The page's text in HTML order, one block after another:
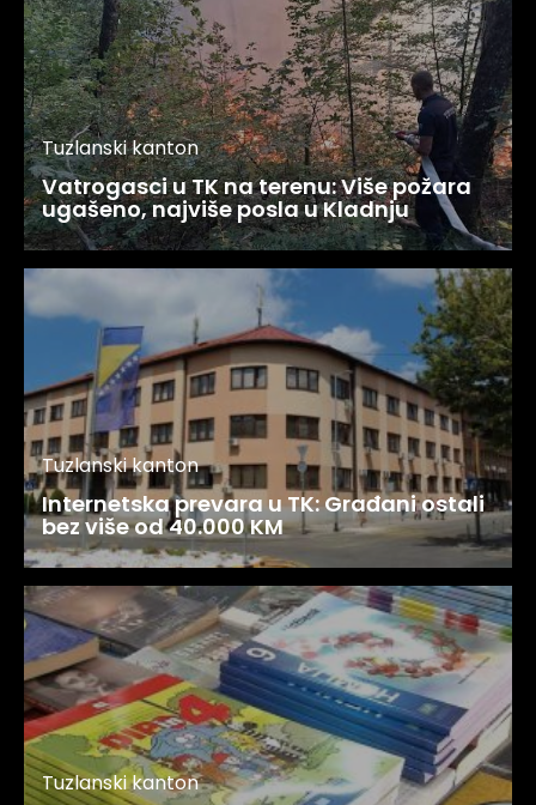
Tuzlanski kanton
Vatrogasci u TK na terenu: Više požara
ugašeno, najviše posla u Kladnju
Tuzlanski kanton
Internetska prevara u TK: Građani ostali
bez više od 40.000 KM
Tuzlanski kanton